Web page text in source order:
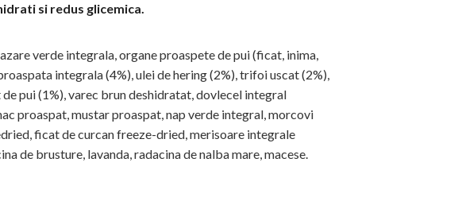
si redus glicemica.
verde integrala, organe proaspete de pui (ficat, inima,
integrala (4%), ulei de hering (2%), trifoi uscat (2%),
pui (1%), varec brun deshidratat, dovlecel integral
proaspat, mustar proaspat, nap verde integral, morcovi
ficat de curcan freeze-dried, merisoare integrale
de brusture, lavanda, radacina de nalba mare, macese.